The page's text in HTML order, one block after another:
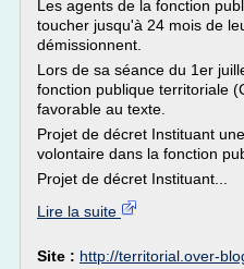
Les agents de la fonction
toucher jusqu'à 24 mois de
démissionnent.
Lors de sa séance du 1er
fonction publique territoriale
favorable au texte.
Projet de décret Instituant
volontaire dans la fonction
Projet de décret Instituant...
Lire la suite
Site : http://territorial.over-